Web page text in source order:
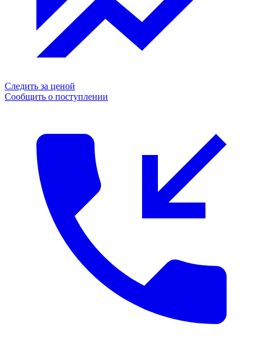
Следить за ценой
Сообщить о поступлении